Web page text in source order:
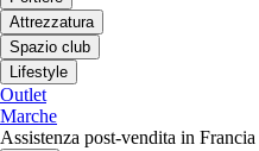
Attrezzatura
Spazio club
Lifestyle
Outlet
Marche
Assistenza post-vendita in Francia